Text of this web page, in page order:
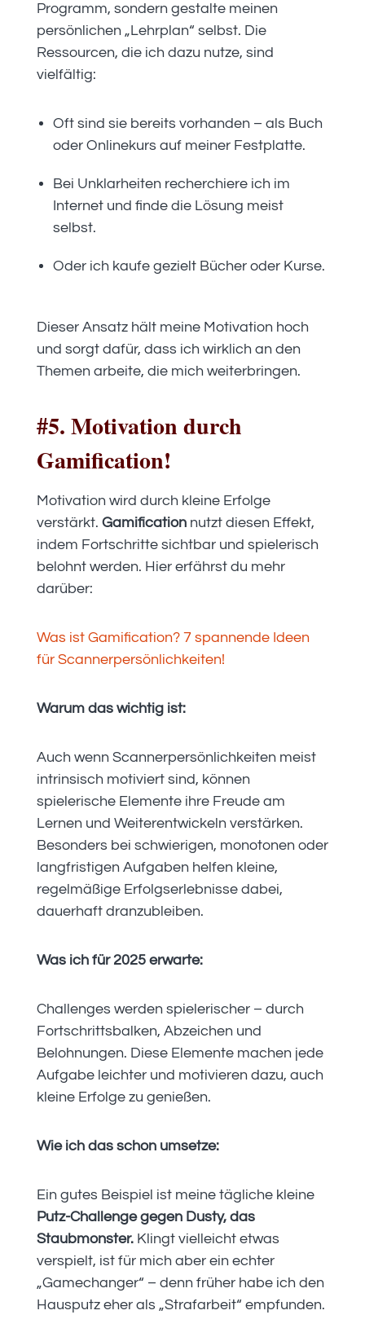
Programm, sondern gestalte meinen
persönlichen „Lehrplan“ selbst. Die
Ressourcen, die ich dazu nutze, sind
vielfältig:
Oft sind sie bereits vorhanden – als Buch
oder Onlinekurs auf meiner Festplatte.
Bei Unklarheiten recherchiere ich im
Internet und finde die Lösung meist
selbst.
Oder ich kaufe gezielt Bücher oder Kurse.
Dieser Ansatz hält meine Motivation hoch
und sorgt dafür, dass ich wirklich an den
Themen arbeite, die mich weiterbringen.
#5. Motivation durch
Gamification!
Motivation wird durch kleine Erfolge
verstärkt. Gamificationnutzt diesen Effekt,
indem Fortschritte sichtbar und spielerisch
belohnt werden. Hier erfährst du mehr
darüber:
Was ist Gamification? 7 spannende Ideen
für Scannerpersönlichkeiten!
Warum das wichtig ist:
Auch wenn Scannerpersönlichkeiten meist
intrinsisch motiviert sind, können
spielerische Elemente ihre Freude am
Lernen und Weiterentwickeln verstärken.
Besonders bei schwierigen, monotonen oder
langfristigen Aufgaben helfen kleine,
regelmäßige Erfolgserlebnisse dabei,
dauerhaft dranzubleiben.
Was ich für 2025 erwarte:
Challenges werden spielerischer – durch
Fortschrittsbalken, Abzeichen und
Belohnungen. Diese Elemente machen jede
Aufgabe leichter und motivieren dazu, auch
kleine Erfolge zu genießen.
Wie ich das schon umsetze:
Ein gutes Beispiel ist meine tägliche kleine
Putz-Challenge gegen Dusty, das
Staubmonster.Klingt vielleicht etwas
verspielt, ist für mich aber ein echter
„Gamechanger“ – denn früher habe ich den
Hausputz eher als „Strafarbeit“ empfunden.